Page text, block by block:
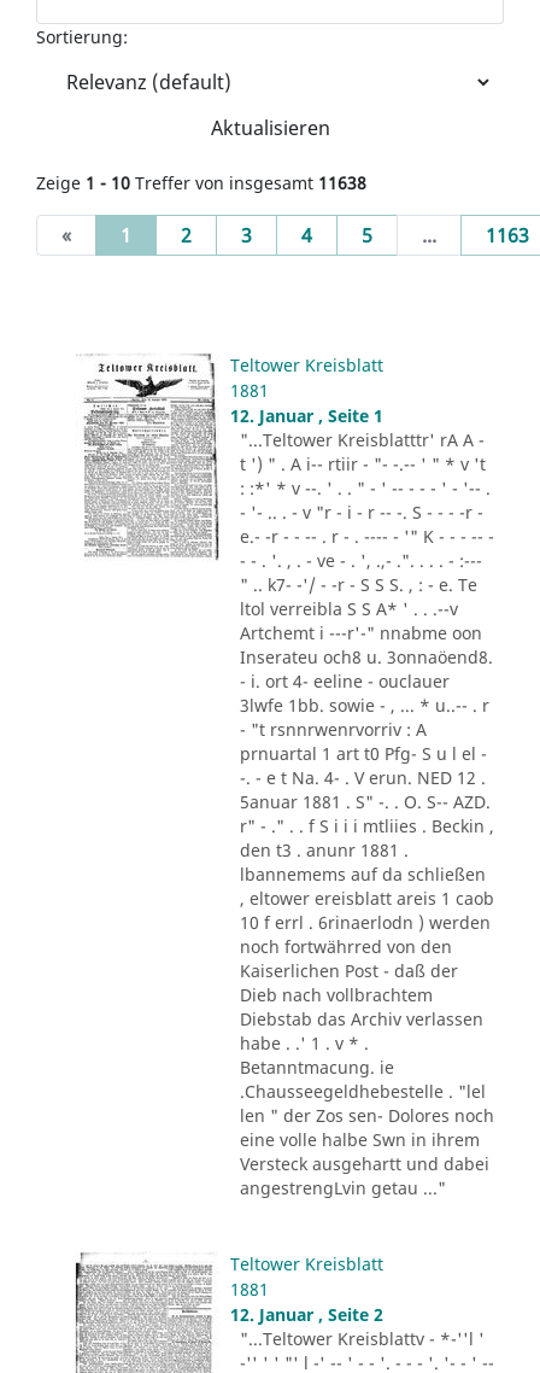
Sortierung:
Aktualisieren
Zeige 1 - 10 Treffer von insgesamt 11638
« 1 (current)
2 3 4 5 ... 1163
Teltower Kreisblatt
1881
12. Januar , Seite 1
"...Teltower Kreisblatttr' rA A -
t ') " . A i-- rtiir - "- -.-- ' " * v 't
: :*' * v --. ' . . " - ' -- - - - ' - '-- .
- '- .. . - v "r - i - r -- -. S - - - -r -
e.- -r - - -- . r - . ---- - '" K - - - -- -
- - . '. , . - ve - . ', .,- .". . . . - :---
" .. k7- -'/ - -r - S S S. , : - e. Te
ltol verreibla S S A* ' . . .--v
Artchemt i ---r'-" nnabme oon
Inserateu och8 u. 3onnaöend8.
- i. ort 4- eeline - ouclauer
3lwfe 1bb. sowie - , ... * u..-- . r
- "t rsnnrwenrvorriv : A
prnuartal 1 art t0 Pfg- S u l el -
-. - e t Na. 4- . V erun. NED 12 .
5anuar 1881 . S" -. . O. S-- AZD.
r" - ." . . f S i i i mtliies . Beckin ,
den t3 . anunr 1881 .
lbannemems auf da schließen
, eltower ereisblatt areis 1 caob
10 f errl . 6rinaerlodn ) werden
noch fortwährred von den
Kaiserlichen Post - daß der
Dieb nach vollbrachtem
Diebstab das Archiv verlassen
habe . .' 1 . v * .
Betanntmacung. ie
.Chausseegeldhebestelle . "lel
len " der Zos sen- Dolores noch
eine volle halbe Swn in ihrem
Versteck ausgehartt und dabei
angestrengLvin getau ..."
Teltower Kreisblatt
1881
12. Januar , Seite 2
"...Teltower Kreisblattv - *-''l '
-'' ' ' "' l -' -- ' - - '. - - - '. '- - ' --